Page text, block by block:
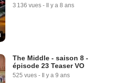
3 136 vues - Il y a 8 ans
The Middle - saison 8 -
épisode 23 Teaser VO
525 vues - Il y a 9 ans